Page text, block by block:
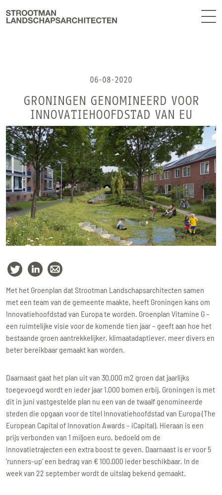
BUREAU
06-08-2020
GRONINGEN GENOMINEERD VOOR
INNOVATIEHOOFDSTAD VAN EU
Met het Groenplan dat Strootman Landschapsarchitecten samen
met een team van de gemeente maakte, heeft Groningen kans om
Innovatiehoofdstad van Europa te worden. Groenplan Vitamine G –
een ruimtelijke visie voor de komende tien jaar – geeft aan hoe het
bestaande groen aantrekkelijker, klimaatadaptiever, meer divers en
beter bereikbaar gemaakt kan worden.
Daarnaast gaat het plan uit van 30.000 m2 groen dat jaarlijks
toegevoegd wordt en ieder jaar 1.000 bomen erbij. Groningen is met
dit in juni vastgestelde plan nu een van de twaalf genomineerde
steden die opgaan voor de titel Innovatiehoofdstad van Europa (The
European Capital of Innovation Awards – iCapital). Hieraan is een
prijs verbonden van 1 miljoen euro, bedoeld om de
innovatietrajecten een extra boost te geven. Daarnaast is er voor 5
‘runners-up’ een bedrag van € 100.000 ieder beschikbaar. In de
week van 22 september wordt de uitslag bekend gemaakt.